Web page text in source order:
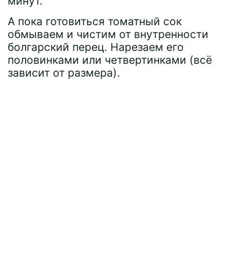
А пока готовиться томатный сок
обмываем и чистим от внутренности
болгарский перец. Нарезаем его
половинками или четвертинками (всё
зависит от размера).